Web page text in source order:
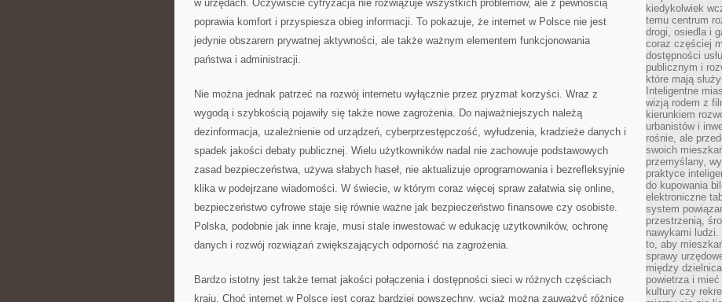
w urzędach. Oczywiście cyfryzacja nie rozwiązuje wszystkich problemów, ale z pewnością
poprawia komfort i przyspiesza obieg informacji. To pokazuje, że internet w Polsce nie jest
jedynie obszarem prywatnej aktywności, ale także ważnym elementem funkcjonowania
państwa i administracji.
Nie można jednak patrzeć na rozwój internetu wyłącznie przez pryzmat korzyści. Wraz z
wygodą i szybkością pojawiły się także nowe zagrożenia. Do najważniejszych należą
dezinformacja, uzależnienie od urządzeń, cyberprzestępczość, wyłudzenia, kradzieże danych i
spadek jakości debaty publicznej. Wielu użytkowników nadal nie zachowuje podstawowych
zasad bezpieczeństwa, używa słabych haseł, nie aktualizuje oprogramowania i bezrefleksyjnie
klika w podejrzane wiadomości. W świecie, w którym coraz więcej spraw załatwia się online,
bezpieczeństwo cyfrowe staje się równie ważne jak bezpieczeństwo finansowe czy osobiste.
Polska, podobnie jak inne kraje, musi stale inwestować w edukację użytkowników, ochronę
danych i rozwój rozwiązań zwiększających odporność na zagrożenia.
Bardzo istotny jest także temat jakości połączenia i dostępności sieci w różnych częściach
kraju. Choć internet w Polsce jest coraz bardziej powszechny, wciąż można zauważyć różnice
kiedykolwiek
temu centrum
drogi, osiedla i
coraz częściej
dostępności
publicznym i
które mają
Inteligentne
wizją rodem z
kierunkiem
urbanistów i
rośnie, ale
swoich
przemyślany,
praktyce
do kupowania
elektroniczne
system
przestrzenią,
nawykami
to, aby
sprawy
między
powietrza i
kultury czy